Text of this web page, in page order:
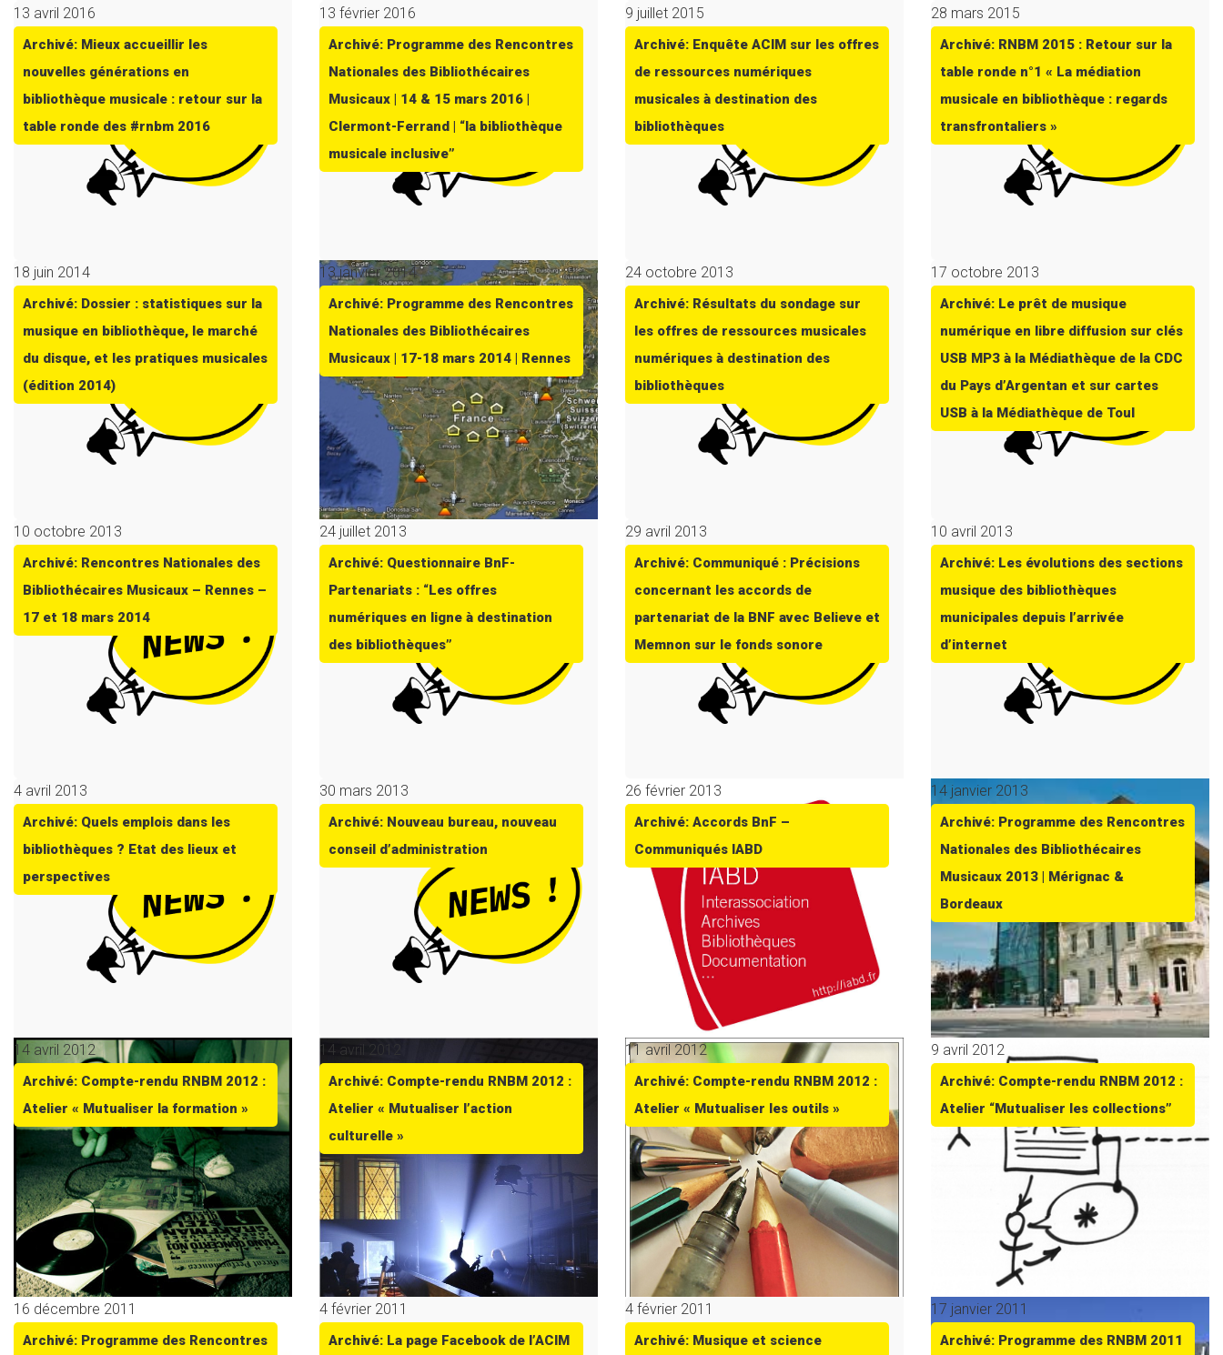
13 avril 2016
Archivé: Mieux accueillir les
nouvelles générations en
bibliothèque musicale : retour sur la
table ronde des #rnbm 2016
13 février 2016
Archivé: Programme des Rencontres
Nationales des Bibliothécaires
Musicaux | 14 & 15 mars 2016 |
Clermont-Ferrand | “la bibliothèque
musicale inclusive”
9 juillet 2015
Archivé: Enquête ACIM sur les offres
de ressources numériques
musicales à destination des
bibliothèques
28 mars 2015
Archivé: RNBM 2015 : Retour sur la
table ronde n°1 « La médiation
musicale en bibliothèque : regards
transfrontaliers »
18 juin 2014
Archivé: Dossier : statistiques sur la
musique en bibliothèque, le marché
du disque, et les pratiques musicales
(édition 2014)
13 janvier 2014
Archivé: Programme des Rencontres
Nationales des Bibliothécaires
Musicaux | 17-18 mars 2014 | Rennes
24 octobre 2013
Archivé: Résultats du sondage sur
les offres de ressources musicales
numériques à destination des
bibliothèques
17 octobre 2013
Archivé: Le prêt de musique
numérique en libre diffusion sur clés
USB MP3 à la Médiathèque de la CDC
du Pays d’Argentan et sur cartes
USB à la Médiathèque de Toul
10 octobre 2013
Archivé: Rencontres Nationales des
Bibliothécaires Musicaux – Rennes –
17 et 18 mars 2014
24 juillet 2013
Archivé: Questionnaire BnF-
Partenariats : “Les offres
numériques en ligne à destination
des bibliothèques”
29 avril 2013
Archivé: Communiqué : Précisions
concernant les accords de
partenariat de la BNF avec Believe et
Memnon sur le fonds sonore
10 avril 2013
Archivé: Les évolutions des sections
musique des bibliothèques
municipales depuis l’arrivée
d’internet
4 avril 2013
Archivé: Quels emplois dans les
bibliothèques ? Etat des lieux et
perspectives
30 mars 2013
Archivé: Nouveau bureau, nouveau
conseil d’administration
26 février 2013
Archivé: Accords BnF –
Communiqués IABD
14 janvier 2013
Archivé: Programme des Rencontres
Nationales des Bibliothécaires
Musicaux 2013 | Mérignac &
Bordeaux
14 avril 2012
Archivé: Compte-rendu RNBM 2012 :
Atelier « Mutualiser la formation »
14 avril 2012
Archivé: Compte-rendu RNBM 2012 :
Atelier « Mutualiser l’action
culturelle »
11 avril 2012
Archivé: Compte-rendu RNBM 2012 :
Atelier « Mutualiser les outils »
9 avril 2012
Archivé: Compte-rendu RNBM 2012 :
Atelier “Mutualiser les collections”
16 décembre 2011
Archivé: Programme des Rencontres
4 février 2011
Archivé: La page Facebook de l’ACIM
4 février 2011
Archivé: Musique et science
17 janvier 2011
Archivé: Programme des RNBM 2011